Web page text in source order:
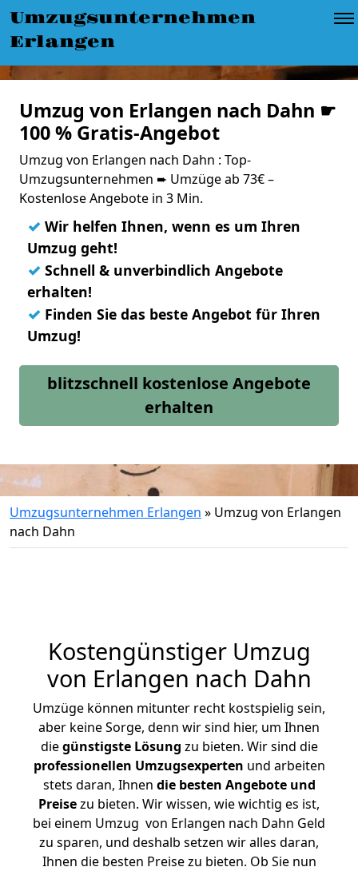
Umzugsunternehmen
Erlangen
Umzug von Erlangen nach Dahn ☛
100 % Gratis-Angebot
Umzug von Erlangen nach Dahn : Top-
Umzugsunternehmen ➨ Umzüge ab 73€ –
Kostenlose Angebote in 3 Min.
✓ Wir helfen Ihnen, wenn es um Ihren
Umzug geht!
✓ Schnell & unverbindlich Angebote
erhalten!
✓ Finden Sie das beste Angebot für Ihren
Umzug!
blitzschnell kostenlose Angebote
erhalten
Umzugsunternehmen Erlangen » Umzug von Erlangen
nach Dahn
Kostengünstiger Umzug
von Erlangen nach Dahn
Umzüge können mitunter recht kostspielig sein,
aber keine Sorge, denn wir sind hier, um Ihnen
diegünstigste Lösung zu bieten. Wir sind die
professionellen Umzugsexperten und arbeiten
stets daran, Ihnen die besten Angebote und
Preisezu bieten. Wir wissen, wie wichtig es ist,
bei einem Umzug von Erlangen nach Dahn Geld
zu sparen, und deshalb setzen wir alles daran,
Ihnen die besten Preise zu bieten. Ob Sie nun